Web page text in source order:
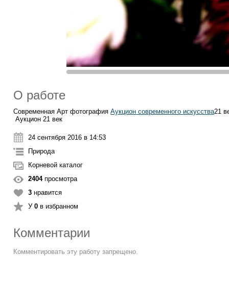
О работе
Современная Арт фотография Аукцион современного искусства21
Аукцион 21 век
24 сентября 2016 в 14:53
Природа
Корневой каталог
2404просмотра
3 нравится
У 0 в избранном
Комментарии
Комментировать эту работу запрещено.